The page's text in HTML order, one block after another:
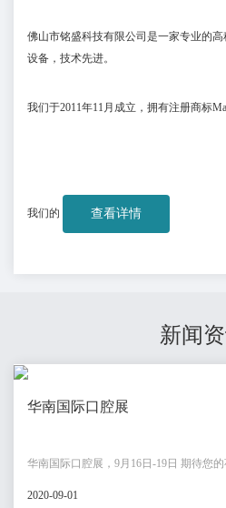
佛山市铭盛科技有限公司是一家专业的
设备，技术先进。
我们于2011年11 月成立，拥有注册商标
我们的 查看详情
新闻
华南国际口腔展
华南国际口腔展，9月16日-19日 期待您的
2020-09-01